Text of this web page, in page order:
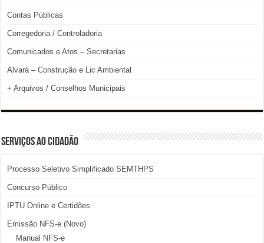
Contas Públicas
Corregedoria / Controladoria
Comunicados e Atos – Secretarias
Alvará – Construção e Lic Ambiental
+ Arquivos / Conselhos Municipais
SERVIÇOS AO CIDADÃO
Processo Seletivo Simplificado SEMTHPS
Concurso Público
IPTU Online e Certidões
Emissão NFS-e (Novo)
Manual NFS-e